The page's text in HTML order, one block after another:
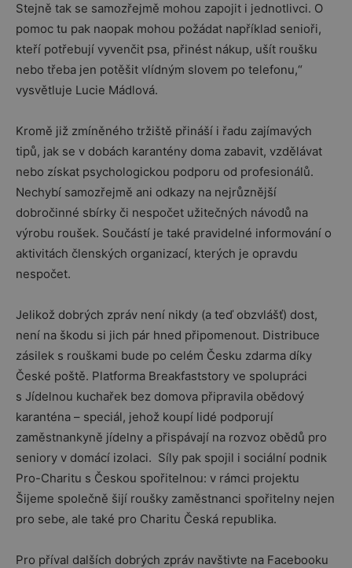
Stejně tak se samozřejmě mohou zapojit i jednotlivci. O
pomoc tu pak naopak mohou požádat například senioři,
kteří potřebují vyvenčit psa, přinést nákup, ušít roušku
nebo třeba jen potěšit vlídným slovem po telefonu,“
vysvětluje Lucie Mádlová.
Kromě již zmíněného tržiště přináší i řadu zajímavých
tipů, jak se v dobách karantény doma zabavit, vzdělávat
nebo získat psychologickou podporu od profesionálů.
Nechybí samozřejmě ani odkazy na nejrůznější
dobročinné sbírky či nespočet užitečných návodů na
výrobu roušek. Součástí je také pravidelné informování o
aktivitách členských organizací, kterých je opravdu
nespočet.
Jelikož dobrých zpráv není nikdy (a teď obzvlášť) dost,
není na škodu si jich pár hned připomenout. Distribuce
zásilek s rouškami bude po celém Česku zdarma díky
České poště. Platforma Breakfaststory ve spolupráci
s Jídelnou kuchařek bez domova připravila obědový
karanténa – speciál, jehož koupí lidé podporují
zaměstnankyně jídelny a přispávají na rozvoz obědů pro
seniory v domácí izolaci. Síly pak spojil i sociální podnik
Pro-Charitu s Českou spořitelnou: v rámci projektu
Šijeme společně šijí roušky zaměstnanci spořitelny nejen
pro sebe, ale také pro Charitu Česká republika.
Pro příval dalších dobrých zpráv navštivte na Facebooku